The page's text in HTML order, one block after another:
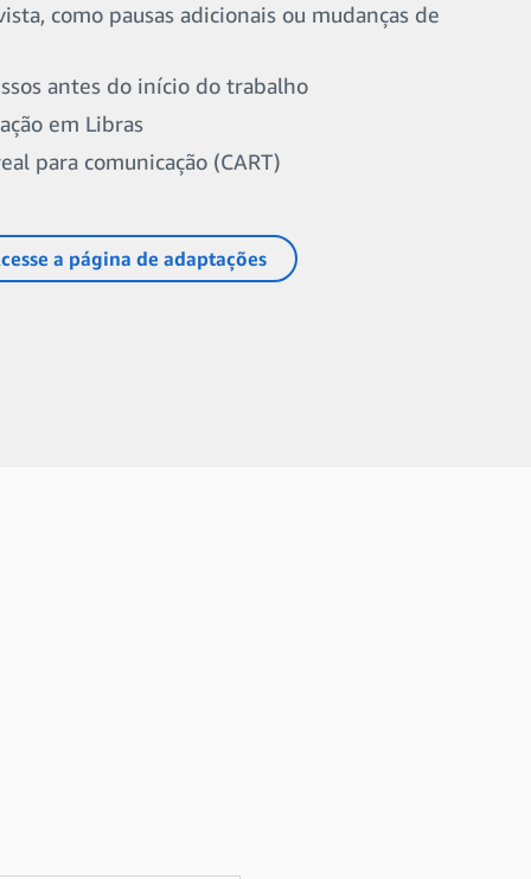
como pausas adicionais ou mudanças de
antes do início do trabalho
em Libras
para comunicação (CART)
a página de adaptações